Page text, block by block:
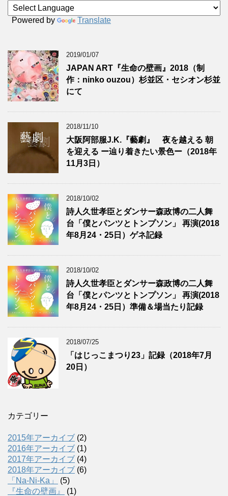
Powered by Translate
2019/01/07
JAPAN ART『生命の壁画』2018（制
作：ninko ouzou）杉並区・セシオン杉並
にて
2018/11/10
大阪阿部服J.K.『藝劇』 夜を越える 朝
を迎える ー辿り着きたい景色ー（2018年
11月3日）
2018/10/02
詩人久世孝臣とダンサー森政博の二人舞
台「僕とパンツとトンプソン」 再演(2018
年8月24・25日）ゲネ記録
2018/10/02
詩人久世孝臣とダンサー森政博の二人舞
台「僕とパンツとトンプソン」 再演(2018
年8月24・25日）準備＆場当たり記録
2018/07/25
「はじっこまつり23」記録（2018年7月
20日）
カテゴリー
2015年アーカイブ (2)
2016年アーカイブ (1)
2017年アーカイブ (4)
2018年アーカイブ (6)
「Na-Ni-Ka」
(5)
『生命の壁画』
(1)